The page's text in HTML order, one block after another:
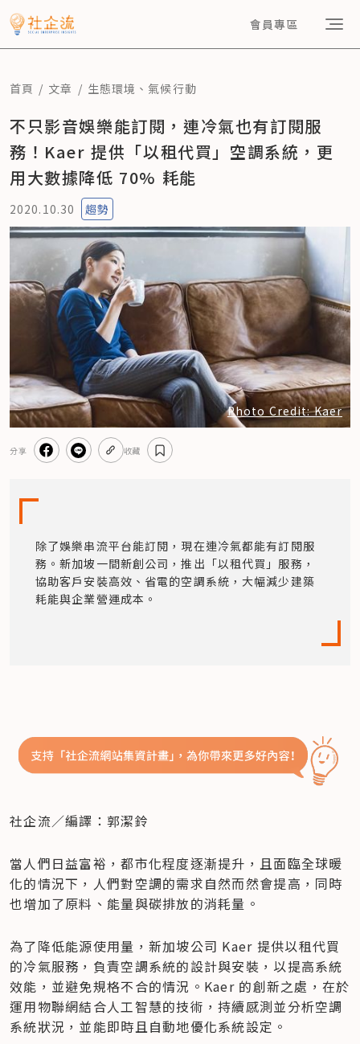
會員專區
首頁 文章 生態環境 、 氣候行動
不只影音娛樂能訂閱，連冷氣也有訂閱服
務！Kaer 提供「以租代買」空調系統，更
用大數據降低 70% 耗能
2020.10.30 趨勢
Photo Credit: Kaer
分享 收藏
除了娛樂串流平台能訂閱，現在連冷氣都能有訂閱服
務。新加坡一間新創公司，推出「以租代買」服務，
協助客戶安裝高效、省電的空調系統，大幅減少建築
耗能與企業營運成本。
社企流／編譯：郭潔鈴
當人們日益富裕，都市化程度逐漸提升，且面臨全球暖
化的情況下，人們對空調的需求自然而然會提高，同時
也增加了原料、能量與碳排放的消耗量。
為了降低能源使用量，新加坡公司 Kaer 提供以租代買
的冷氣服務，負責空調系統的設計與安裝，以提高系統
效能，並避免規格不合的情況。Kaer 的創新之處，在於
運用物聯網結合人工智慧的技術，持續感測並分析空調
系統狀況，並能即時且自動地優化系統設定。